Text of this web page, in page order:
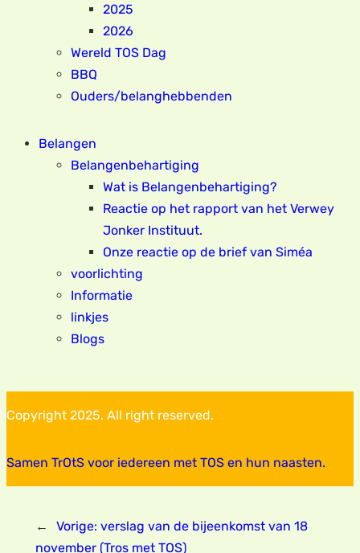
2025
2026
Wereld TOS Dag
BBQ
Ouders/belanghebbenden
Belangen
Belangenbehartiging
Wat is Belangenbehartiging?
Reactie op het rapport van het Verwey
Jonker Instituut.
Onze reactie op de brief van Siméa
voorlichting
Informatie
linkjes
Blogs
Copyright 2025. All right reserved.
Samen TrOtS voor iedereen met TOS en hun naasten.
← Vorige: verslag van de bijeenkomst van 18
november (Tros met TOS)